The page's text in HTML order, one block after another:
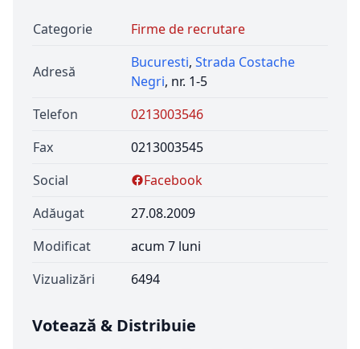
Categorie Firme de recrutare
Adresă
Bucuresti, Strada Costache
Negri, nr. 1-5
Telefon
0213003546
Fax
0213003545
Social
Facebook
Adăugat
27.08.2009
Modificat
acum 7 luni
Vizualizări
6494
Votează & Distribuie